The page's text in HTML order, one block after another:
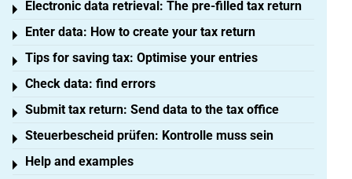
Electronic data retrieval: The pre-filled tax return
Toggle menu
Enter data: How to create your tax return
Toggle menu
Tips for saving tax: Optimise your entries
Toggle menu
Check data: find errors
Toggle menu
Submit tax return: Send data to the tax office
Toggle menu
Steuerbescheid prüfen: Kontrolle muss sein
Toggle menu
Help and examples
Toggle menu